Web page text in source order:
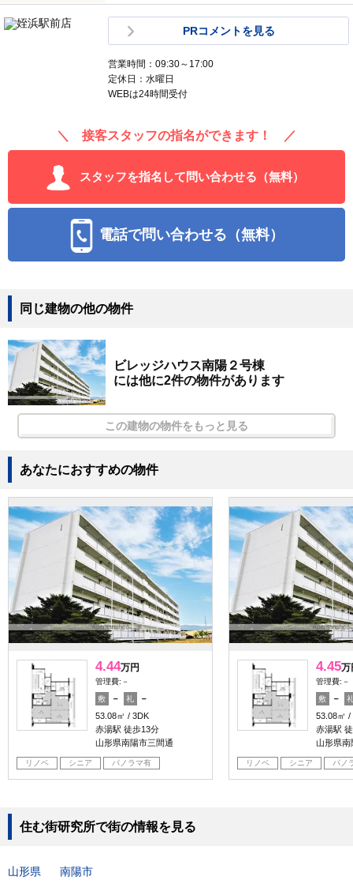
PRコメントを見る
営業時間：09:30～17:00
定休日：水曜日
WEBは24時間受付
＼ 接客スタッフの指名ができます！ ／
スタッフを指名して問い合わせる（無料）
電話で問い合わせる（無料）
同じ建物の他の物件
ビレッジハウス南陽２号棟
には他に2件の物件があります
この建物の物件をもっと見る
あなたにおすすめの物件
4.44万円
管理費:－
敷 － 礼
－
53.08㎡
3DK
赤湯駅 徒歩13分
山形県南陽市三間通
リノベ シニア パノラマ有
4.45万
管理費:－
敷 －
53.08㎡
赤湯駅
山形県南
リノベ シニア パノ
住む街研究所で街の情報を見る
山形県 南陽市